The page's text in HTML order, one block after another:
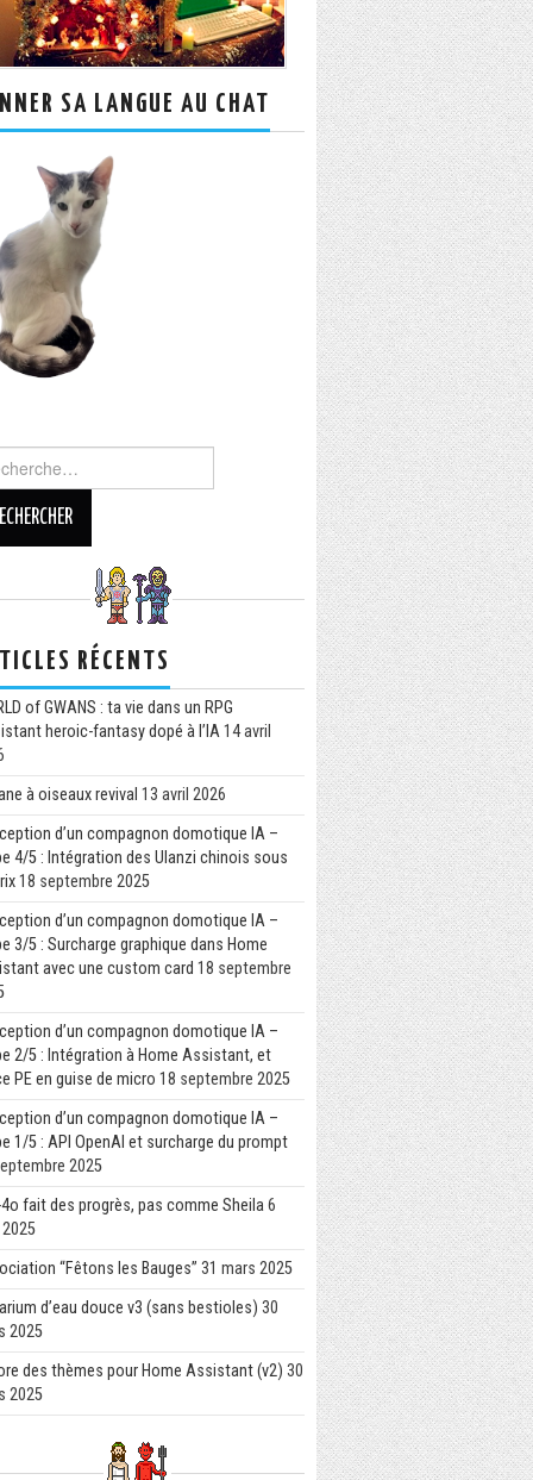
SA LANGUE AU CHAT
RÉCENTS
of GWANS : ta vie dans un RPG
heroic-fantasy dopé à l’IA14 avril
à oiseaux revival 13 avril 2026
d’un compagnon domotique IA –
4/5 : Intégration des Ulanzi chinois sous
18 septembre 2025
d’un compagnon domotique IA –
3/5 : Surcharge graphique dans Home
avec une custom card 18 septembre
d’un compagnon domotique IA –
2/5 : Intégration à Home Assistant, et
PE en guise de micro 18 septembre 2025
d’un compagnon domotique IA –
1/5 : API OpenAI et surcharge du prompt
2025
4o fait des progrès, pas comme Sheila6
“Fêtons les Bauges” 31 mars 2025
d’eau douce v3 (sans bestioles) 30
2025
des thèmes pour Home Assistant (v2) 30
2025